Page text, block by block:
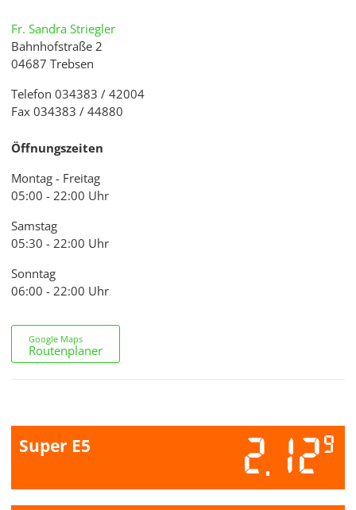
Fr. Sandra Striegler
Bahnhofstraße 2
04687 Trebsen
Telefon 034383 / 42004
Fax 034383 / 44880
Öffnungszeiten
Montag - Freitag
05:00 - 22:00 Uhr
Samstag
05:30 - 22:00 Uhr
Sonntag
06:00 - 22:00 Uhr
Google Maps
Routenplaner
Super E5 2.129